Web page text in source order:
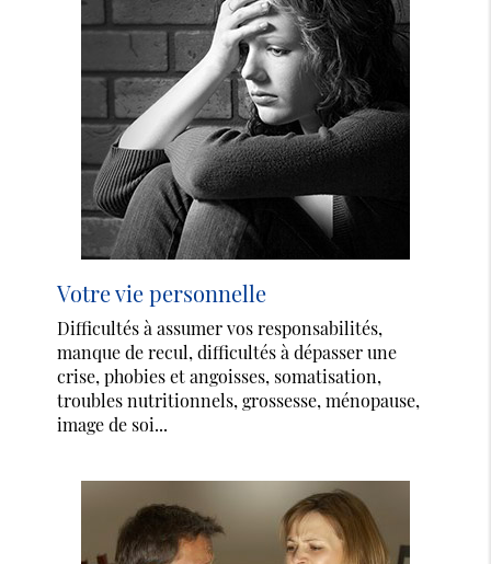
Votre vie personnelle
Difficultés à assumer vos responsabilités,
manque de recul, difficultés à dépasser une
crise, phobies et angoisses, somatisation,
troubles nutritionnels, grossesse, ménopause,
image de soi...